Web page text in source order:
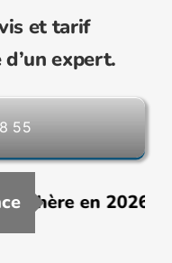
et tarif
d’un expert.
55
en 2026 :